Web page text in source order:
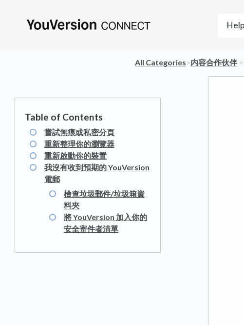
All Categories​>​​内容合作伙伴 ​ > ​
嘗試無痕或私密分頁
重新整理你的瀏覽器
重新啟動你的裝置
我沒有收到預期的 YouVersion
電郵
檢查垃圾郵件/垃圾箱資
料夾
將 YouVersion 加入你的
安全寄件者清單